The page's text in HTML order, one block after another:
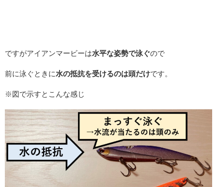
ですがアイアンマービーは水平な姿勢で泳ぐので
前に泳ぐときに水の抵抗を受けるのは頭だけです。
※図で示すとこんな感じ